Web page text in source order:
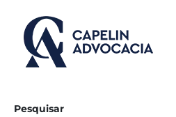
Pesquisar